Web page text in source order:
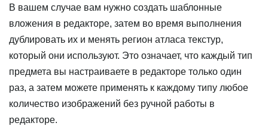
В вашем случае вам нужно создать шаблонные
вложения в редакторе, затем во время выполнения
дублировать их и менять регион атласа текстур,
который они используют. Это означает, что каждый тип
предмета вы настраиваете в редакторе только один
раз, а затем можете применять к каждому типу любое
количество изображений без ручной работы в
редакторе.